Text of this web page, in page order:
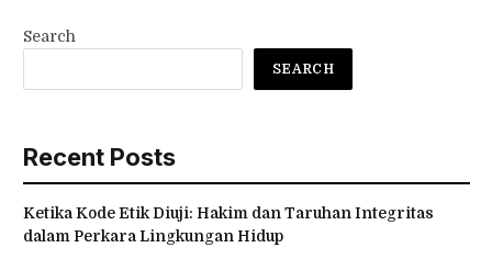
Search
SEARCH
Recent Posts
Ketika Kode Etik Diuji: Hakim dan Taruhan Integritas
dalam Perkara Lingkungan Hidup